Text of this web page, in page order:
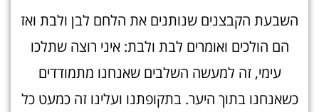
השבעת הקבצנים שנותנים את הלחם לבן ולבת ואז
הם הולכים ואומרים לבת ולבת: איני רוצה שתלכו
עימי, זה למעשה השלבים שאנחנו מתמודדים
כשאנחנו בתוך היער. בתקופתנו ועלינו זה כמעט כל